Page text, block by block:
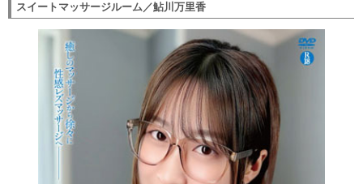
スイートマッサージルーム／鮎川万里香